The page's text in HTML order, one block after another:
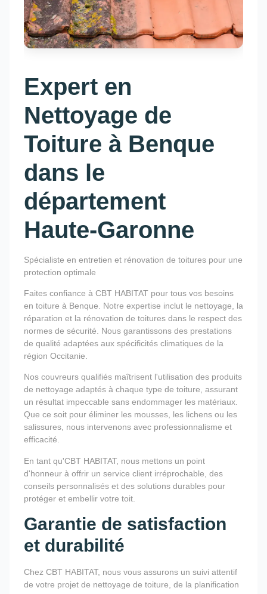
Expert en
Nettoyage de
Toiture à Benque
dans le
département
Haute-Garonne
Spécialiste en entretien et rénovation de toitures pour une
protection optimale
Faites confiance à CBT HABITAT pour tous vos besoins
en toiture à Benque. Notre expertise inclut le nettoyage, la
réparation et la rénovation de toitures dans le respect des
normes de sécurité. Nous garantissons des prestations
de qualité adaptées aux spécificités climatiques de la
région Occitanie.
Nos couvreurs qualifiés maîtrisent l'utilisation des produits
de nettoyage adaptés à chaque type de toiture, assurant
un résultat impeccable sans endommager les matériaux.
Que ce soit pour éliminer les mousses, les lichens ou les
salissures, nous intervenons avec professionnalisme et
efficacité.
En tant qu'CBT HABITAT, nous mettons un point
d'honneur à offrir un service client irréprochable, des
conseils personnalisés et des solutions durables pour
protéger et embellir votre toit.
Garantie de satisfaction
et durabilité
Chez CBT HABITAT, nous vous assurons un suivi attentif
de votre projet de nettoyage de toiture, de la planification